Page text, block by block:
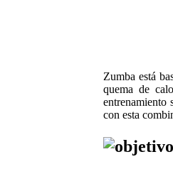
Zumba está
quema de
entrenamiento
con esta